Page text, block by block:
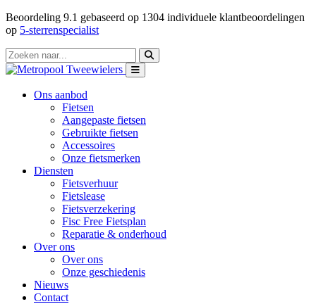
Beoordeling 9.1 gebaseerd op 1304 individuele klantbeoordelingen
op 5-sterrenspecialist
Ons aanbod
Fietsen
Aangepaste fietsen
Gebruikte fietsen
Accessoires
Onze fietsmerken
Diensten
Fietsverhuur
Fietslease
Fietsverzekering
Fisc Free Fietsplan
Reparatie & onderhoud
Over ons
Over ons
Onze geschiedenis
Nieuws
Contact